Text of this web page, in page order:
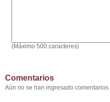
(Máximo 500 caracteres)
Comentarios
Aún no se han ingresado comentarios